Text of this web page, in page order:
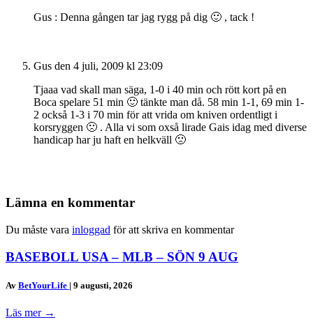
Gus : Denna gången tar jag rygg på dig 🙂 , tack !
Gus den 4 juli, 2009 kl 23:09
Tjaaa vad skall man säga, 1-0 i 40 min och rött kort på en
Boca spelare 51 min 🙂 tänkte man då. 58 min 1-1, 69 min 1-
2 också 1-3 i 70 min för att vrida om kniven ordentligt i
korsryggen 🙁 . Alla vi som oxså lirade Gais idag med diverse
handicap har ju haft en helkväll 🙁
Lämna en kommentar
Du måste vara inloggad för att skriva en kommentar
BASEBOLL USA – MLB – SÖN 9 AUG
Av BetYourLife | 9 augusti, 2026
Läs mer →